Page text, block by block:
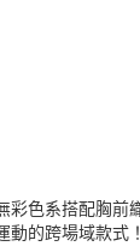
色系搭配胸
的跨場域款式！